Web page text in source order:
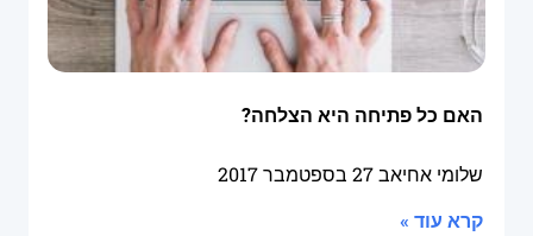
האם כל פתיחה היא הצלחה?
שלומי אחיאב27 בספטמבר 2017
קרא עוד »